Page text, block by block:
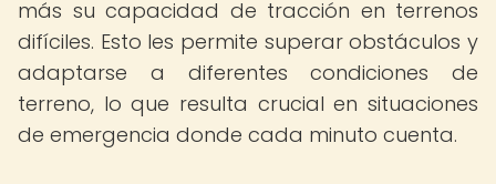
más su capacidad de tracción en terrenos
difíciles. Esto les permite superar obstáculos y
adaptarse a diferentes condiciones de
terreno, lo que resulta crucial en situaciones
de emergencia donde cada minuto cuenta.